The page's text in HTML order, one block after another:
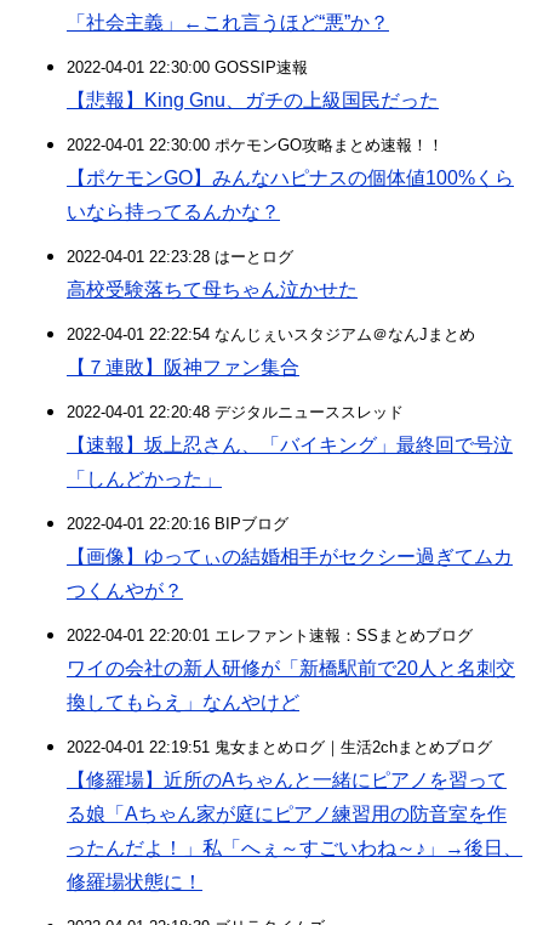
「社会主義」←これ言うほど“悪”か？
2022-04-01 22:30:00 GOSSIP速報
【悲報】King Gnu、ガチの上級国民だった
2022-04-01 22:30:00 ポケモンGO攻略まとめ速報！！
【ポケモンGO】みんなハピナスの個体値100%くら
いなら持ってるんかな？
2022-04-01 22:23:28 はーとログ
高校受験落ちて母ちゃん泣かせた
2022-04-01 22:22:54 なんじぇいスタジアム＠なんJまとめ
【７連敗】阪神ファン集合
2022-04-01 22:20:48 デジタルニューススレッド
【速報】坂上忍さん、「バイキング」最終回で号泣
「しんどかった」
2022-04-01 22:20:16 BIPブログ
【画像】ゆってぃの結婚相手がセクシー過ぎてムカ
つくんやが？
2022-04-01 22:20:01 エレファント速報：SSまとめブログ
ワイの会社の新人研修が「新橋駅前で20人と名刺交
換してもらえ」なんやけど
2022-04-01 22:19:51 鬼女まとめログ｜生活2chまとめブログ
【修羅場】近所のAちゃんと一緒にピアノを習って
る娘「Aちゃん家が庭にピアノ練習用の防音室を作
ったんだよ！」私「へぇ～すごいわね～♪」→後日、
修羅場状態に！